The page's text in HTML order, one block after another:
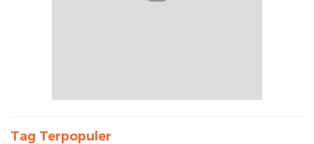
Tag Terpopuler